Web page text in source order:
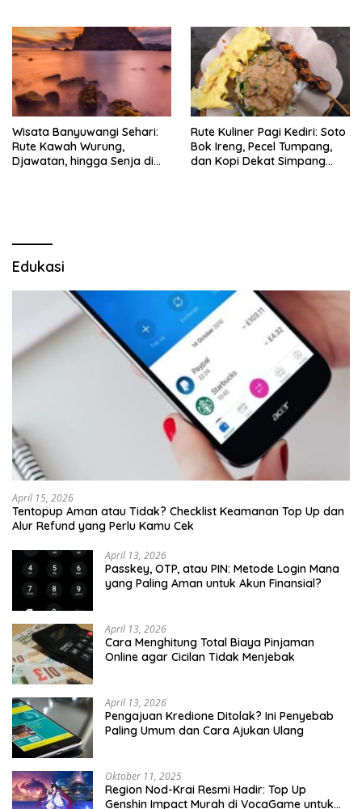
Wisata Banyuwangi Sehari:
Rute Kawah Wurung,
Djawatan, hingga Senja di
Rute Kuliner Pagi Kediri: Soto
Bok Ireng, Pecel Tumpang,
dan Kopi Dekat Simpang
Edukasi
April 15, 2026
Tentopup Aman atau Tidak? Checklist Keamanan Top Up dan
Alur Refund yang Perlu Kamu Cek
April 13, 2026
Passkey, OTP, atau PIN: Metode Login Mana
yang Paling Aman untuk Akun Finansial?
April 13, 2026
Cara Menghitung Total Biaya Pinjaman
Online agar Cicilan Tidak Menjebak
April 13, 2026
Pengajuan Kredione Ditolak? Ini Penyebab
Paling Umum dan Cara Ajukan Ulang
Oktober 11, 2025
Region Nod-Krai Resmi Hadir: Top Up
Genshin Impact Murah di VocaGame untuk